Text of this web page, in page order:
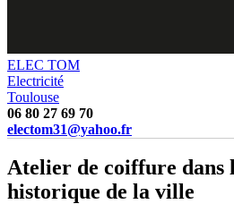
ELEC TOM
Electricité
Toulouse
06 80 27 69 70
electom31@yahoo.fr
Atelier de coiffure dans
historique de la ville